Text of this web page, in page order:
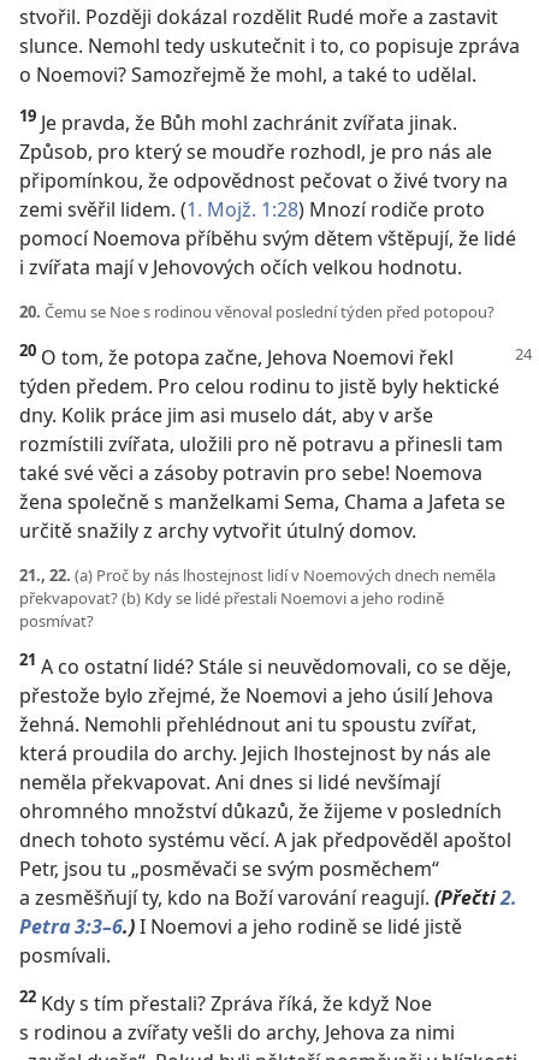
stvořil. Později dokázal rozdělit Rudé moře a zastavit
slunce. Nemohl tedy uskutečnit i to, co popisuje zpráva
o Noemovi? Samozřejmě že mohl, a také to udělal.
19 Je pravda, že Bůh mohl zachránit zvířata jinak.
Způsob, pro který se moudře rozhodl, je pro nás ale
připomínkou, že odpovědnost pečovat o živé tvory na
zemi svěřil lidem. (1. Mojž. 1:28) Mnozí rodiče proto
pomocí Noemova příběhu svým dětem vštěpují, že lidé
i zvířata mají v Jehovových očích velkou hodnotu.
20. Čemu se Noe s rodinou věnoval poslední týden před potopou?
20 O tom, že potopa začne, Jehova Noemovi řekl
týden předem. Pro celou rodinu to jistě byly hektické
dny. Kolik práce jim asi muselo dát, aby v arše
rozmístili zvířata, uložili pro ně potravu a přinesli tam
také své věci a zásoby potravin pro sebe! Noemova
žena společně s manželkami Sema, Chama a Jafeta se
určitě snažily z archy vytvořit útulný domov.
21., 22. (a) Proč by nás lhostejnost lidí v Noemových dnech neměla
překvapovat? (b) Kdy se lidé přestali Noemovi a jeho rodině
posmívat?
21 A co ostatní lidé? Stále si neuvědomovali, co se děje,
přestože bylo zřejmé, že Noemovi a jeho úsilí Jehova
žehná. Nemohli přehlédnout ani tu spoustu zvířat,
která proudila do archy. Jejich lhostejnost by nás ale
neměla překvapovat. Ani dnes si lidé nevšímají
ohromného množství důkazů, že žijeme v posledních
dnech tohoto systému věcí. A jak předpověděl apoštol
Petr, jsou tu „posměvači se svým posměchem“
a zesměšňují ty, kdo na Boží varování reagují. (Přečti2.
Petra 3:3–6.)I Noemovi a jeho rodině se lidé jistě
posmívali.
22 Kdy s tím přestali? Zpráva říká, že když Noe
s rodinou a zvířaty vešli do archy, Jehova za nimi